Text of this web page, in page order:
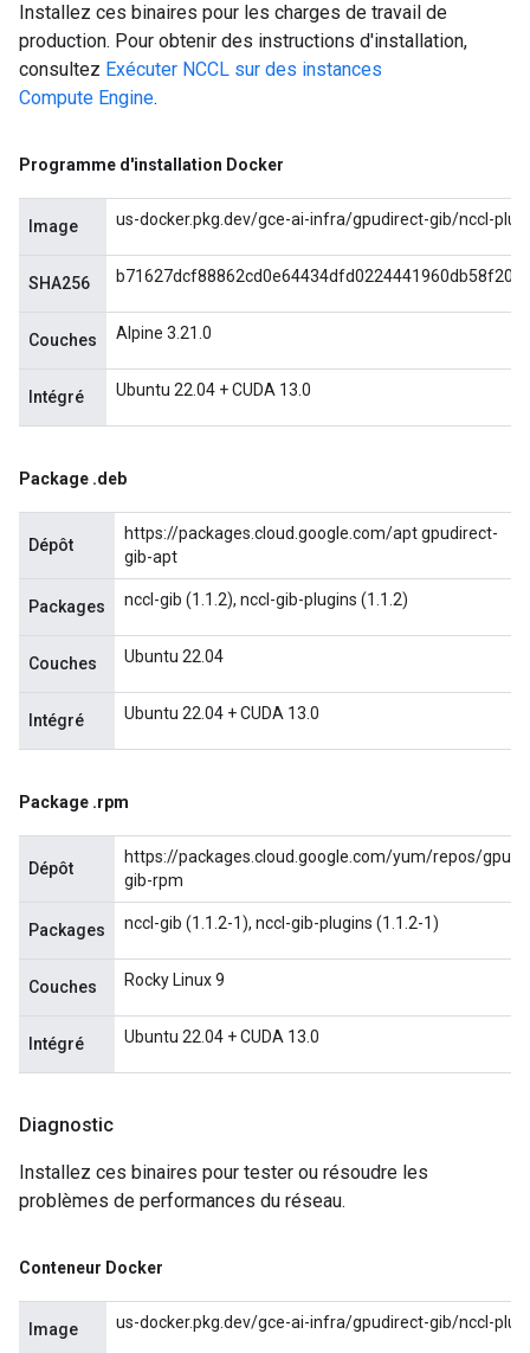
Installez ces binaires pour les charges de travail de
production. Pour obtenir des instructions d'installation,
consultez Exécuter NCCL sur des instances
Compute Engine.
Programme d'installation Docker
Image us-docker.pkg.dev/gce-ai-infra/gpudirect-gib/nccl-
SHA256
Couches Alpine 3.21.0
Intégré Ubuntu 22.04 + CUDA 13.0
Package .deb
Dépôt
https://packages.cloud.google.com/apt gpudirect-
gib-apt
Packages nccl-gib (1.1.2), nccl-gib-plugins (1.1.2)
Couches Ubuntu 22.04
Intégré Ubuntu 22.04 + CUDA 13.0
Package .rpm
Dépôt
https://packages.cloud.google.com/yum/repos/
gib-rpm
Packages nccl-gib (1.1.2-1), nccl-gib-plugins (1.1.2-1)
Couches Rocky Linux 9
Intégré Ubuntu 22.04 + CUDA 13.0
Diagnostic
Installez ces binaires pour tester ou résoudre les
problèmes de performances du réseau.
Conteneur Docker
Image us-docker.pkg.dev/gce-ai-infra/gpudirect-gib/nccl-